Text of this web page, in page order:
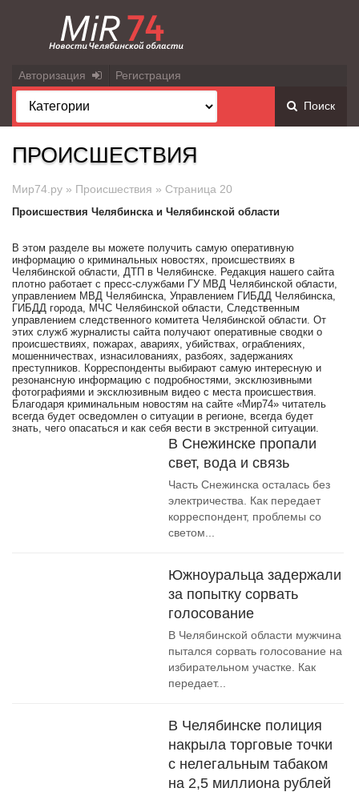
Авторизация Регистрация
Поиск
ПРОИСШЕСТВИЯ
Мир74.ру » Происшествия » Страница 20
Происшествия Челябинска и Челябинской области
В этом разделе вы можете получить самую оперативную
информацию о криминальных новостях, происшествиях в
Челябинской области, ДТП в Челябинске. Редакция нашего сайта
плотно работает с пресс-службами ГУ МВД Челябинской области,
управлением МВД Челябинска, Управлением ГИБДД Челябинска,
ГИБДД города, МЧС Челябинской области, Следственным
управлением следственного комитета Челябинской области. От
этих служб журналисты сайта получают оперативные сводки о
происшествиях, пожарах, авариях, убийствах, ограблениях,
мошенничествах, изнасилованиях, разбоях, задержаниях
преступников. Корреспонденты выбирают самую интересную и
резонансную информацию с подробностями, эксклюзивными
фотографиями и эксклюзивным видео с места происшествия.
Благодаря криминальным новостям на сайте «Мир74» читатель
всегда будет осведомлен о ситуации в регионе, всегда будет
знать, чего опасаться и как себя вести в экстренной ситуации.
В Снежинске пропали
свет, вода и связь
Часть Снежинска осталась без
электричества. Как передает
корреспондент, проблемы со
светом...
Южноуральца задержали
за попытку сорвать
голосование
В Челябинской области мужчина
пытался сорвать голосование на
избирательном участке. Как
передает...
В Челябинске полиция
накрыла торговые точки
с нелегальным табаком
на 2,5 миллиона рублей